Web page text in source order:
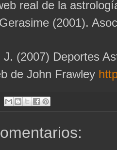
real de la
(2001).
J. (2007) Deportes
de John Frawley